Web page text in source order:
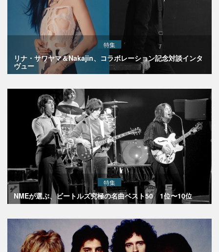
特集
リナ・サワヤマ＆Nakajin、コラボレーション記念対談インタ
ヴュー
特集
NMEが選ぶ、ビートルズ究極の名曲ベスト50 1位〜10位